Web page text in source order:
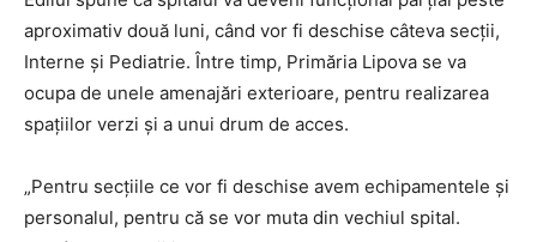
aproximativ două luni, când vor fi deschise câteva secţii,
Interne şi Pediatrie. Între timp, Primăria Lipova se va
ocupa de unele amenajări exterioare, pentru realizarea
spaţiilor verzi şi a unui drum de acces.
„Pentru secţiile ce vor fi deschise avem echipamentele şi
personalul, pentru că se vor muta din vechiul spital.